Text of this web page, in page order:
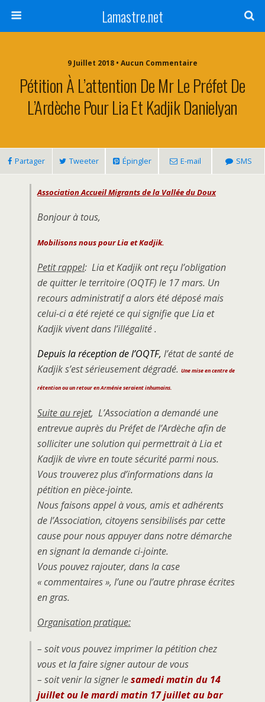
Lamastre.net
9 Juillet 2018 • Aucun Commentaire
Pétition À L’attention De Mr Le Préfet De
L’Ardèche Pour Lia Et Kadjik Danielyan
Partager Tweeter Épingler E-mail SMS
Association Accueil Migrants de la Vallée du Doux
Bonjour à tous,
Mobilisons nous pour Lia et Kadjik.
Petit rappel: Lia et Kadjik ont reçu l’obligation
de quitter le territoire (OQTF) le 17 mars. Un
recours administratif a alors été déposé mais
celui-ci a été rejeté ce qui signifie que Lia et
Kadjik vivent dans l’illégalité .
Depuis la réception de l’OQTF, l’état de santé de
Kadjik s’est sérieusement dégradé. Une mise en centre de
rétention ou un retour en Arménie seraient inhumains.
Suite au rejet, L’Association a demandé une
entrevue auprès du Préfet de l’Ardèche afin de
solliciter une solution qui permettrait à Lia et
Kadjik de vivre en toute sécurité parmi nous.
Vous trouverez plus d’informations dans la
pétition en pièce-jointe.
Nous faisons appel à vous, amis et adhérents
de l’Association, citoyens sensibilisés par cette
cause pour nous appuyer dans notre démarche
en signant la demande ci-jointe.
Vous pouvez rajouter, dans la case
« commentaires », l’une ou l’autre phrase écrites
en gras.
Organisation pratique:
– soit vous pouvez imprimer la pétition chez
vous et la faire signer autour de vous
– soit venir la signer lesamedi matin du 14
juillet ou le mardi matin 17 juillet au bar